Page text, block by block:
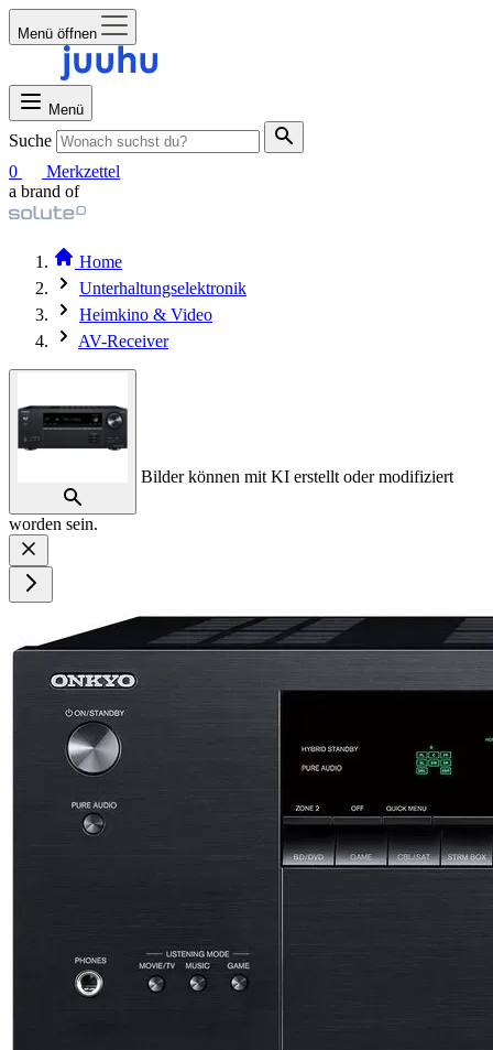
Menü öffnen
Menü
Suche
0
Merkzettel
a brand of
Home
Unterhaltungselektronik
Heimkino & Video
AV-Receiver
Bilder können mit KI erstellt oder modifiziert
worden sein.